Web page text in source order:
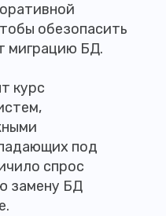
обезопасить
миграцию БД.
курс
под
спрос
замену БД